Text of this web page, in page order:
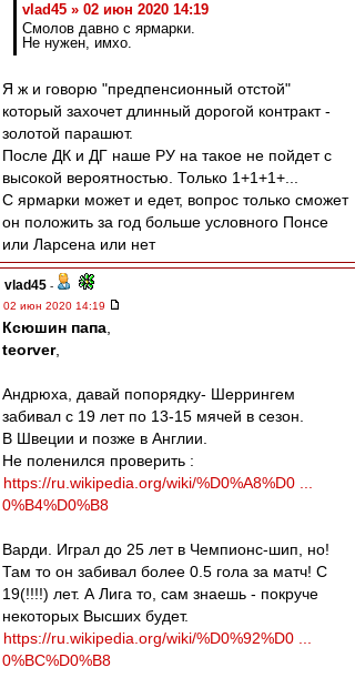
vlad45 » 02 июн 2020 14:19
Смолов давно с ярмарки.
Не нужен, имхо.
Я ж и говорю "предпенсионный отстой"
который захочет длинный дорогой контракт -
золотой парашют.
После ДК и ДГ наше РУ на такое не пойдет с
высокой вероятностью. Только 1+1+1+...
С ярмарки может и едет, вопрос только сможет
он положить за год больше условного Понсе
или Ларсена или нет
vlad45 -
02 июн 2020 14:19
Ксюшин папа
teorver,
Андрюха, давай попорядку- Шеррингем
забивал с 19 лет по 13-15 мячей в сезон.
В Швеции и позже в Англии.
Не поленился проверить :
https://ru.wikipedia.org/wiki/%D0%A8%D0 ...
0%B4%D0%B8
Варди. Играл до 25 лет в Чемпионс-шип, но!
Там то он забивал более 0.5 гола за матч! С
19(!!!!) лет. А Лига то, сам знаешь - покруче
некоторых Высших будет.
https://ru.wikipedia.org/wiki/%D0%92%D0 ...
0%BC%D0%B8